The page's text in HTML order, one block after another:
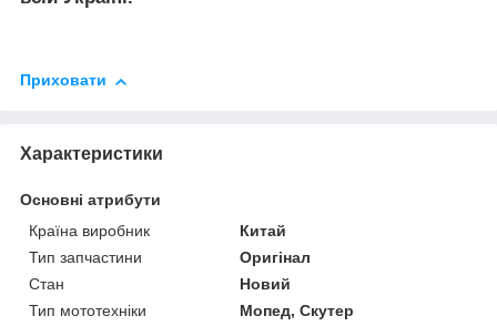
Приховати
Характеристики
Основні атрибути
Країна виробник
Китай
Тип запчастини
Оригінал
Стан
Новий
Тип мототехніки
Мопед, Скутер